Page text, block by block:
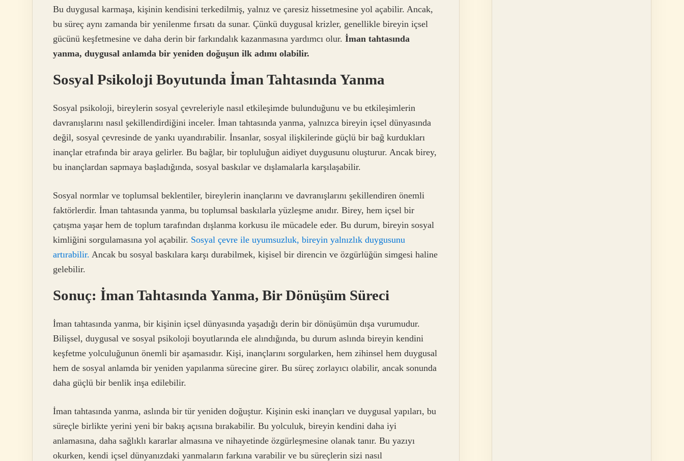
Bu duygusal karmaşa, kişinin kendisini terkedilmiş, yalnız ve çaresiz hissetmesine yol açabilir. Ancak,
bu süreç aynı zamanda bir yenilenme fırsatı da sunar. Çünkü duygusal krizler, genellikle bireyin içsel
gücünü keşfetmesine ve daha derin bir farkındalık kazanmasına yardımcı olur. İman tahtasında
yanma, duygusal anlamda bir yeniden doğuşun ilk adımı olabilir.
Sosyal Psikoloji Boyutunda İman Tahtasında Yanma
Sosyal psikoloji, bireylerin sosyal çevreleriyle nasıl etkileşimde bulunduğunu ve bu etkileşimlerin
davranışlarını nasıl şekillendirdiğini inceler. İman tahtasında yanma, yalnızca bireyin içsel dünyasında
değil, sosyal çevresinde de yankı uyandırabilir. İnsanlar, sosyal ilişkilerinde güçlü bir bağ kurdukları
inançlar etrafında bir araya gelirler. Bu bağlar, bir topluluğun aidiyet duygusunu oluşturur. Ancak birey,
bu inançlardan sapmaya başladığında, sosyal baskılar ve dışlamalarla karşılaşabilir.
Sosyal normlar ve toplumsal beklentiler, bireylerin inançlarını ve davranışlarını şekillendiren önemli
faktörlerdir. İman tahtasında yanma, bu toplumsal baskılarla yüzleşme anıdır. Birey, hem içsel bir
çatışma yaşar hem de toplum tarafından dışlanma korkusu ile mücadele eder. Bu durum, bireyin sosyal
kimliğini sorgulamasına yol açabilir. Sosyal çevre ile uyumsuzluk, bireyin yalnızlık duygusunu
artırabilir. Ancak bu sosyal baskılara karşı durabilmek, kişisel bir direncin ve özgürlüğün simgesi haline
gelebilir.
Sonuç: İman Tahtasında Yanma, Bir Dönüşüm Süreci
İman tahtasında yanma, bir kişinin içsel dünyasında yaşadığı derin bir dönüşümün dışa vurumudur.
Bilişsel, duygusal ve sosyal psikoloji boyutlarında ele alındığında, bu durum aslında bireyin kendini
keşfetme yolculuğunun önemli bir aşamasıdır. Kişi, inançlarını sorgularken, hem zihinsel hem duygusal
hem de sosyal anlamda bir yeniden yapılanma sürecine girer. Bu süreç zorlayıcı olabilir, ancak sonunda
daha güçlü bir benlik inşa edilebilir.
İman tahtasında yanma, aslında bir tür yeniden doğuştur. Kişinin eski inançları ve duygusal yapıları, bu
süreçle birlikte yerini yeni bir bakış açısına bırakabilir. Bu yolculuk, bireyin kendini daha iyi
anlamasına, daha sağlıklı kararlar almasına ve nihayetinde özgürleşmesine olanak tanır. Bu yazıyı
okurken, kendi içsel dünyanızdaki yanmaların farkına varabilir ve bu süreçlerin sizi nasıl